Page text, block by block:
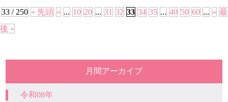
33 / 250 « 先頭 « ... 10 20 ... 31 32 33 34 35 ... 40 50 60 ... » 最
後 »
月間アーカイブ
令和08年